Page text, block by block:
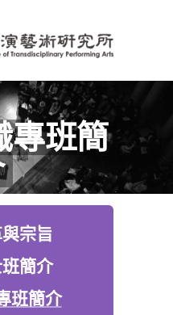
專班簡
宗旨
班簡介
班簡介